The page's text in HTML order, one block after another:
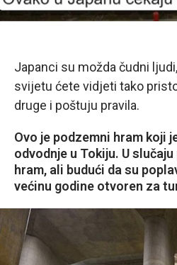
Japanci su možda čudni
svijetu ćete vidjeti tako
druge i poštuju pravila.
Ovo je podzemni hram koji
odvodnje u Tokiju. U
hram, ali budući da su
većinu godine otvoren za